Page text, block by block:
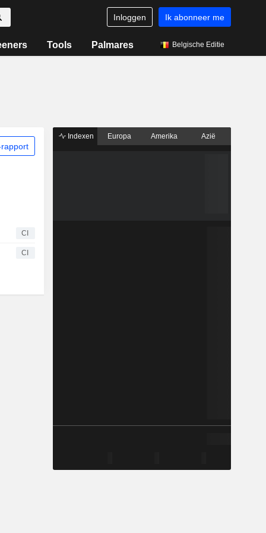
Inloggen Ik abonneer me
Tools Palmares Belgische Editie
CI
CI
Indexen Europa Amerika Azië